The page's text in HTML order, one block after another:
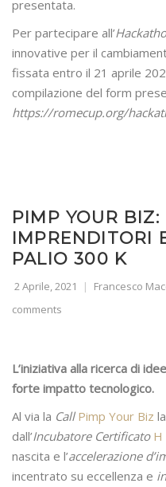
presentata.
Per partecipare all’
innovative per il
fissata entro il 21 aprile
compilazione del form
https://romecup.org/
PIMP YOUR BIZ:
IMPRENDITORI
PALIO 300 K
2 Aprile, 2021 Francesco
comments
L’iniziativa alla ricerca di
forte impatto tecnologico.
Al via la Call Pimp Your Biz la
dall’Incubatore Certificato H
nascita e l’accelerazione
incentrato su eccellenza e